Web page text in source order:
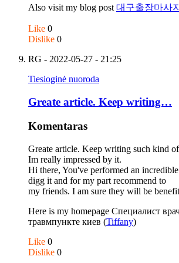
Also visit my blog post대구출장마사지
Like 0
Dislike 0
RG - 2022-05-27 - 21:25
Tiesioginė nuoroda
Greate article. Keep writing…
Komentaras
Greate article. Keep writing such kind
Im really impressed by it.
Hi there, You've performed an
digg it and for my part recommend to
my friends. I am sure they will be
Here is my homepage Специалист
травмпункте киев (Tiffany)
Like 0
Dislike 0